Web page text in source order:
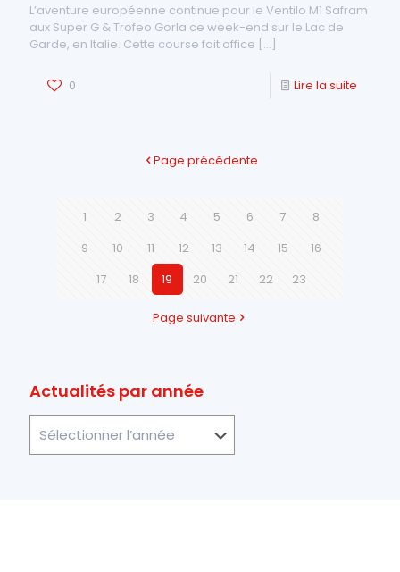
L’aventure européenne continue pour le Ventilo M1 Safram
aux Super G & Trofeo Gorla ce week-end sur le Lac de
Garde, en Italie. Cette course fait office […]
0 Lire la suite
Page précédente
1 2 3 4 5 6 7
8
9
10 11 12 13 14 15
16
17
18 19 20 21 22 23
Page suivante
Actualités par année